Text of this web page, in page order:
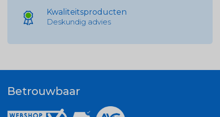
Kwaliteitsproducten
Deskundig advies
Betrouwbaar